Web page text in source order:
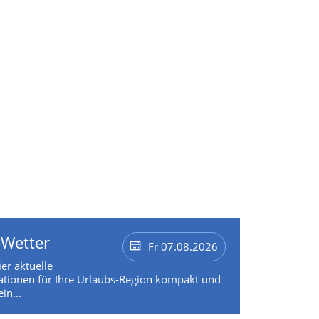
Fr 07.08.2026
aktuelle
für Ihre Urlaubs-Region kompakt und